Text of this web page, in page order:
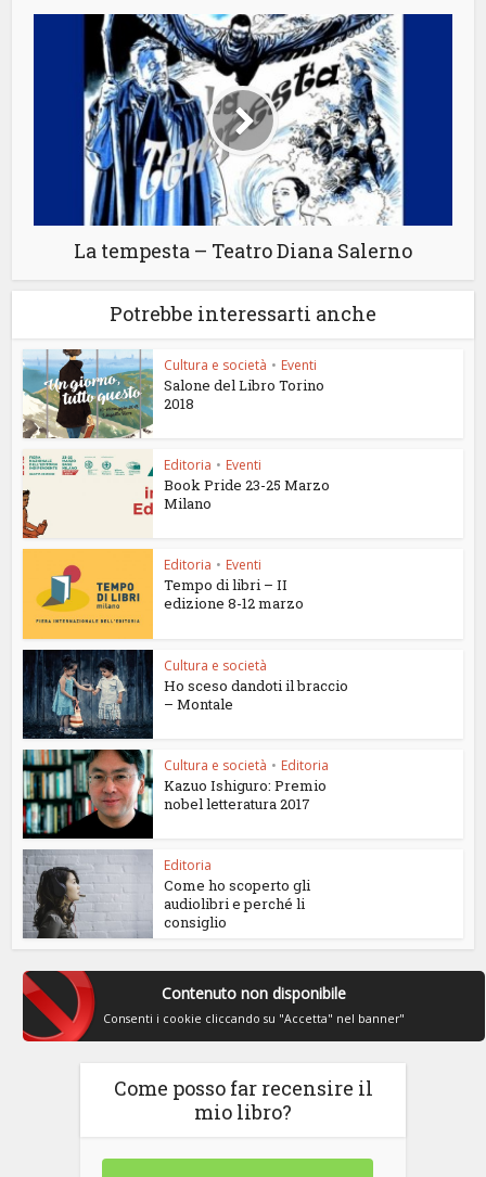
La tempesta – Teatro Diana Salerno
Potrebbe interessarti anche
Cultura e società • Eventi
Salone del Libro Torino
2018
Editoria • Eventi
Book Pride 23-25 Marzo
Milano
Editoria • Eventi
Tempo di libri – II
edizione 8-12 marzo
Cultura e società
Ho sceso dandoti il braccio
– Montale
Cultura e società • Editoria
Kazuo Ishiguro: Premio
nobel letteratura 2017
Editoria
Come ho scoperto gli
audiolibri e perché li
consiglio
Contenuto non disponibile
Consenti i cookie cliccando su "Accetta" nel banner"
Come posso far recensire il
mio libro?